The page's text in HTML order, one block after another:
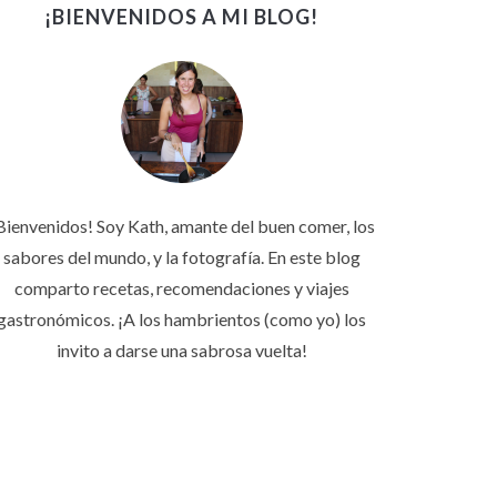
¡BIENVENIDOS A MI BLOG!
Soy Kath, amante del buen comer, los
sabores del mundo, y la fotografía. En este blog
comparto recetas, recomendaciones y viajes
¡A los hambrientos (como yo) los
invito a darse una sabrosa vuelta!